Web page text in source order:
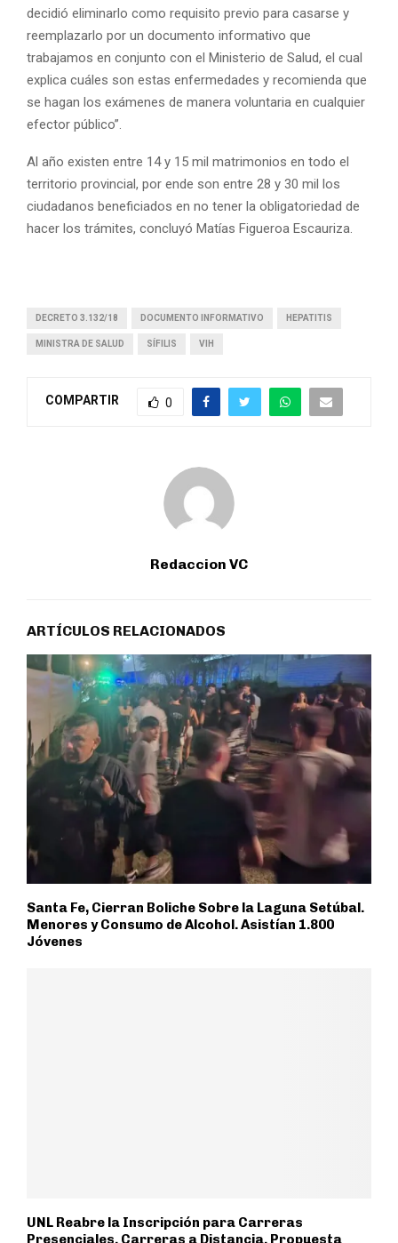
decidió eliminarlo como requisito previo para casarse y
reemplazarlo por un documento informativo que
trabajamos en conjunto con el Ministerio de Salud, el cual
explica cuáles son estas enfermedades y recomienda que
se hagan los exámenes de manera voluntaria en cualquier
efector público”.
Al año existen entre 14 y 15 mil matrimonios en todo el
territorio provincial, por ende son entre 28 y 30 mil los
ciudadanos beneficiados en no tener la obligatoriedad de
hacer los trámites, concluyó Matías Figueroa Escauriza.
DECRETO 3.132/18 DOCUMENTO INFORMATIVO HEPATITIS
MINISTRA DE SALUD SÍFILIS VIH
COMPARTIR 0
Redaccion VC
ARTÍCULOS RELACIONADOS
Santa Fe, Cierran Boliche Sobre la Laguna Setúbal.
Menores y Consumo de Alcohol. Asistían 1.800
Jóvenes
UNL Reabre la Inscripción para Carreras
Presenciales. Carreras a Distancia. Propuesta